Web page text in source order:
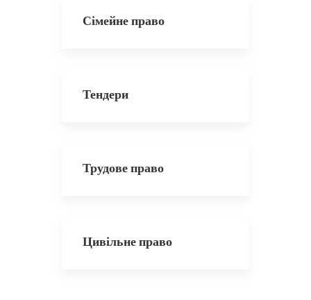
Сімейне право
Тендери
Трудове право
Цивільне право